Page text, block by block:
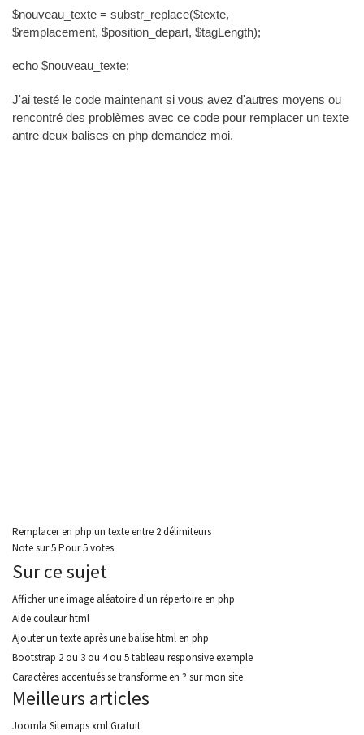
$nouveau_texte = substr_replace($texte,
$remplacement, $position_depart, $tagLength);
echo $nouveau_texte;
J'ai testé le code maintenant si vous avez d'autres moyens ou
rencontré des problèmes avec ce code pour remplacer un texte
antre deux balises en php demandez moi.
Remplacer en php un texte entre 2 délimiteurs
Notesur5Pour5 votes
Sur ce sujet
Afficher une image aléatoire d'un répertoire en php
Aide couleur html
Ajouter un texte après une balise html en php
Bootstrap 2 ou 3 ou 4 ou 5 tableau responsive exemple
Caractères accentués se transforme en ? sur mon site
Meilleurs articles
Joomla Sitemaps xml Gratuit